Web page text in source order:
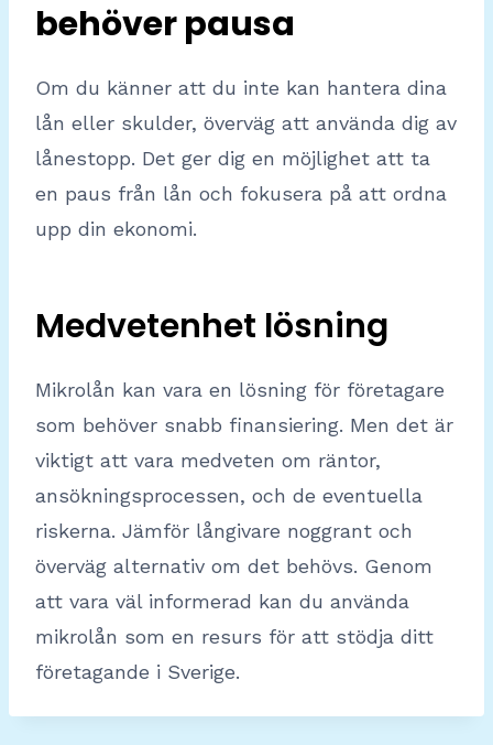
behöver pausa
Om du känner att du inte kan hantera dina
lån eller skulder, överväg att använda dig av
lånestopp. Det ger dig en möjlighet att ta
en paus från lån och fokusera på att ordna
upp din ekonomi.
Medvetenhet lösning
Mikrolån kan vara en lösning för företagare
som behöver snabb finansiering. Men det är
viktigt att vara medveten om räntor,
ansökningsprocessen, och de eventuella
riskerna. Jämför långivare noggrant och
överväg alternativ om det behövs. Genom
att vara väl informerad kan du använda
mikrolån som en resurs för att stödja ditt
företagande i Sverige.